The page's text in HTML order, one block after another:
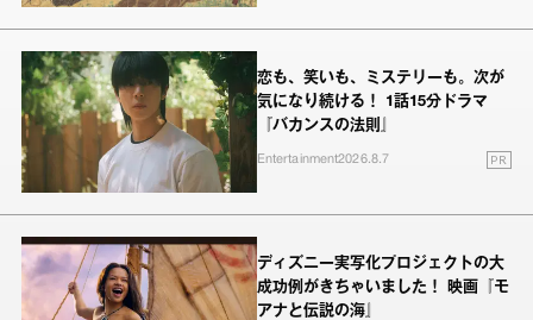
恋も、笑いも、ミステリーも。次が
気になり続ける！ 1話15分ドラマ
『バカンスの法則』
Entertainment2026.8.7 PR
ディズニー実写化プロジェクトの大
成功例がきちゃいました！ 映画『モ
アナと伝説の海』